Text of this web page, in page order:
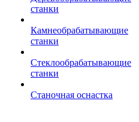
станки
Камнеобрабатывающие
станки
Стеклообрабатывающие
станки
Станочная оснастка